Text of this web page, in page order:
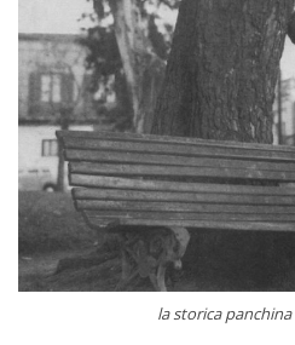
la storica panchina